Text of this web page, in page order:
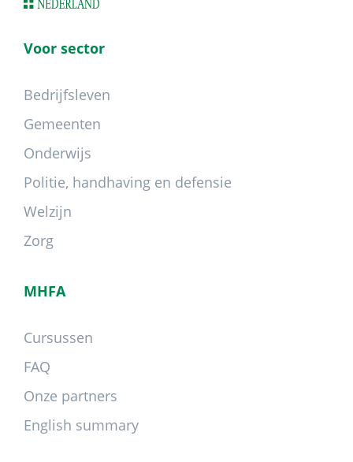
Voor sector
Bedrijfsleven
Gemeenten
Onderwijs
Politie, handhaving en defensie
Welzijn
Zorg
MHFA
Cursussen
FAQ
Onze partners
English summary